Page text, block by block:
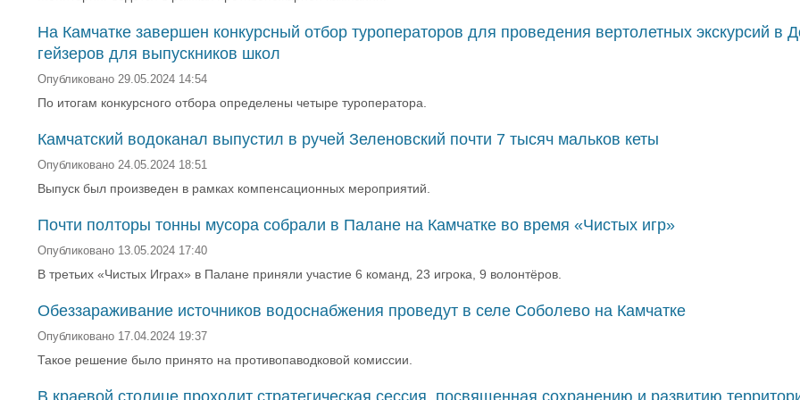
На Камчатке завершен конкурсный отбор туроператоров для проведения вертолетных экскурсий в
гейзеров для выпускников школ
Опубликовано 29.05.2024 14:54
По итогам конкурсного отбора определены четыре туроператора.
Камчатский водоканал выпустил в ручей Зеленовский почти 7 тысяч мальков кеты
Опубликовано 24.05.2024 18:51
Выпуск был произведен в рамках компенсационных мероприятий.
Почти полторы тонны мусора собрали в Палане на Камчатке во время «Чистых игр»
Опубликовано 13.05.2024 17:40
В третьих «Чистых Играх» в Палане приняли участие 6 команд, 23 игрока, 9 волонтёров.
Обеззараживание источников водоснабжения проведут в селе Соболево на Камчатке
Опубликовано 17.04.2024 19:37
Такое решение было принято на противопаводковой комиссии.
В краевой столице проходит стратегическая сессия, посвященная сохранению и развитию